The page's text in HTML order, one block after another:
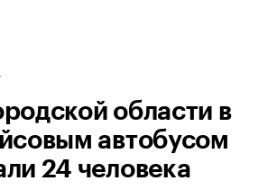
области в
автобусом
24 человека